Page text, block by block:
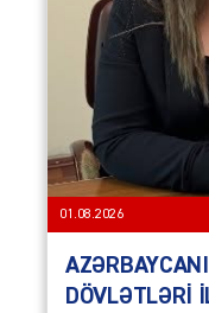
01.08.2026
DÖVLƏTLƏRİ